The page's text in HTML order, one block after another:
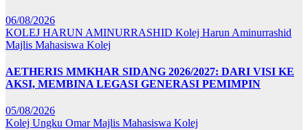
06/08/2026
KOLEJ HARUN AMINURRASHID Kolej Harun Aminurrashid
Majlis Mahasiswa Kolej
AETHERIS MMKHAR SIDANG 2026/2027: DARI VISI KE
AKSI, MEMBINA LEGASI GENERASI PEMIMPIN
05/08/2026
Kolej Ungku OmarMajlis Mahasiswa Kolej